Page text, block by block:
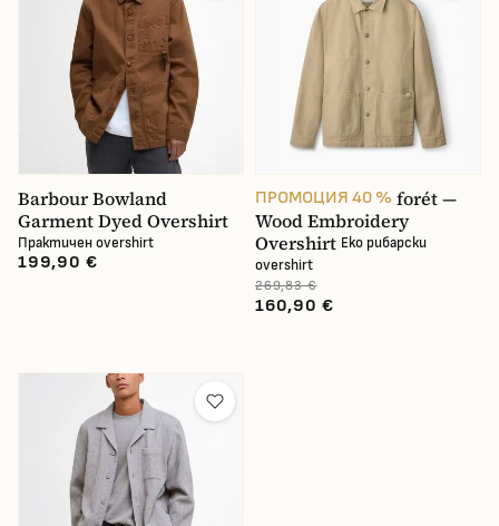
В наличност
Barbour Bowland
Garment Dyed Overshirt
Практичен overshirt
199,90 €
ПРОМОЦИЯ 40 % forét —
Wood Embroidery
Overshirt Eko рибарски
overshirt
269,83 €
160,90 €